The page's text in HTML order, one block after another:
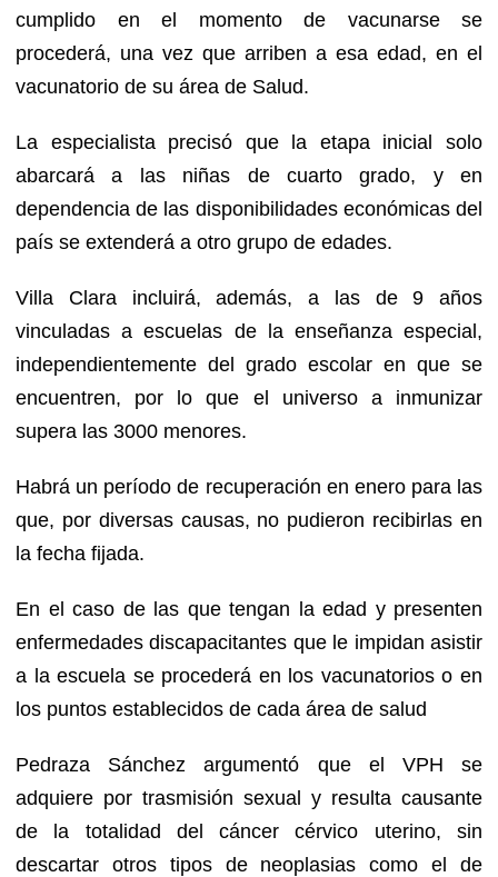
cumplido en el momento de vacunarse se
procederá, una vez que arriben a esa edad, en el
vacunatorio de su área de Salud.
La especialista precisó que la etapa inicial solo
abarcará a las niñas de cuarto grado, y en
dependencia de las disponibilidades económicas del
país se extenderá a otro grupo de edades.
Villa Clara incluirá, además, a las de 9 años
vinculadas a escuelas de la enseñanza especial,
independientemente del grado escolar en que se
encuentren, por lo que el universo a inmunizar
supera las 3000 menores.
Habrá un período de recuperación en enero para las
que, por diversas causas, no pudieron recibirlas en
la fecha fijada.
En el caso de las que tengan la edad y presenten
enfermedades discapacitantes que le impidan asistir
a la escuela se procederá en los vacunatorios o en
los puntos establecidos de cada área de salud
Pedraza Sánchez argumentó que el VPH se
adquiere por trasmisión sexual y resulta causante
de la totalidad del cáncer cérvico uterino, sin
descartar otros tipos de neoplasias como el de